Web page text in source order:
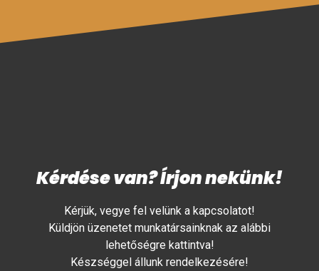
Kérdése van? Írjon nekünk!
Kérjük, vegye fel velünk a kapcsolatot!
Küldjön üzenetet munkatársainknak az alábbi
lehetőségre kattintva!
Készséggel állunk rendelkezésére!